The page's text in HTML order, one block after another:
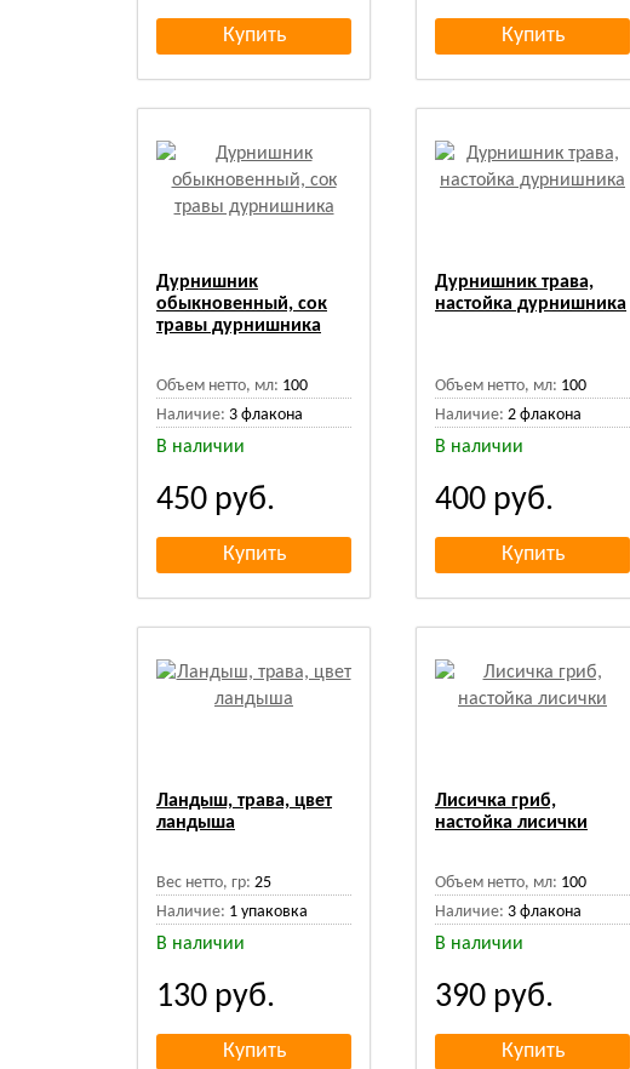
Дурнишник
обыкновенный, сок
травы дурнишника
Объем нетто, мл: 100
Наличие: 3 флакона
В наличии
450 руб.
Дурнишник трава,
настойка дурнишника
Объем нетто, мл: 100
Наличие: 2 флакона
В наличии
400 руб.
Ландыш, трава, цвет
ландыша
Вес нетто, гр: 25
Наличие: 1 упаковка
В наличии
130 руб.
Лисичка гриб,
настойка лисички
Объем нетто, мл: 100
Наличие: 3 флакона
В наличии
390 руб.